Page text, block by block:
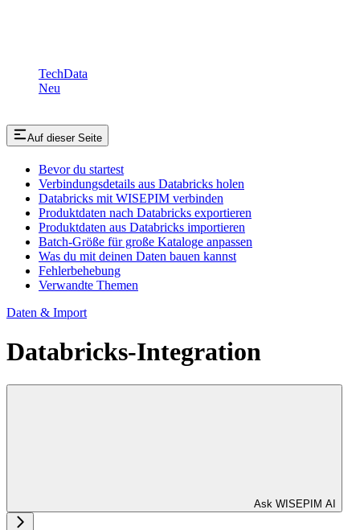
TechData
Neu
Auf dieser Seite
Bevor du startest
Verbindungsdetails aus Databricks holen
Databricks mit WISEPIM verbinden
Produktdaten nach Databricks exportieren
Produktdaten aus Databricks importieren
Batch-Größe für große Kataloge anpassen
Was du mit deinen Daten bauen kannst
Fehlerbehebung
Verwandte Themen
Daten & Import
Databricks-Integration
Ask WISEPIM AI